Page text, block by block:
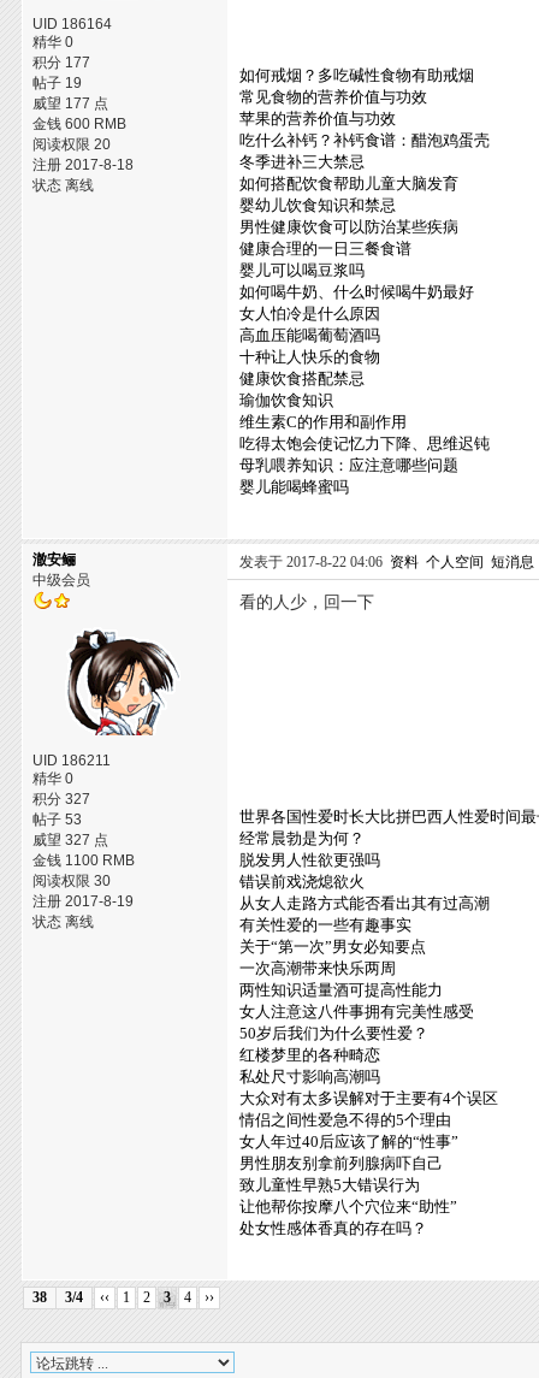
UID 186164
精华 0
积分 177
帖子 19
威望 177 点
金钱 600 RMB
阅读权限 20
注册 2017-8-18
状态 离线
如何戒烟？多吃碱性食物有助戒烟
常见食物的营养价值与功效
苹果的营养价值与功效
吃什么补钙？补钙食谱：醋泡鸡蛋壳
冬季进补三大禁忌
如何搭配饮食帮助儿童大脑发育
婴幼儿饮食知识和禁忌
男性健康饮食可以防治某些疾病
健康合理的一日三餐食谱
婴儿可以喝豆浆吗
如何喝牛奶、什么时候喝牛奶最好
女人怕冷是什么原因
高血压能喝葡萄酒吗
十种让人快乐的食物
健康饮食搭配禁忌
瑜伽饮食知识
维生素C的作用和副作用
吃得太饱会使记忆力下降、思维迟钝
母乳喂养知识：应注意哪些问题
婴儿能喝蜂蜜吗
澈安鲡
中级会员
UID 186211
精华 0
积分 327
帖子 53
威望 327 点
金钱 1100 RMB
阅读权限 30
注册 2017-8-19
状态 离线
发表于 2017-8-22 04:06 资料 个人空间 短消息
看的人少，回一下
世界各国性爱时长大比拼巴西人性爱时间
经常晨勃是为何？
脱发男人性欲更强吗
错误前戏浇熄欲火
从女人走路方式能否看出其有过高潮
有关性爱的一些有趣事实
关于“第一次”男女必知要点
一次高潮带来快乐两周
两性知识适量酒可提高性能力
女人注意这八件事拥有完美性感受
50岁后我们为什么要性爱？
红楼梦里的各种畸恋
私处尺寸影响高潮吗
大众对有太多误解对于主要有4个误区
情侣之间性爱急不得的5个理由
女人年过40后应该了解的“性事”
男性朋友别拿前列腺病吓自己
致儿童性早熟5大错误行为
让他帮你按摩八个穴位来“助性”
处女性感体香真的存在吗？
38 3/4 ‹‹ 1 2 3 4 ››